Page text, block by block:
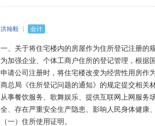
宾馆、饭店的营业执照复印件。使用军队房产作
将住宅改变为经营性用房的，应经规划部门批
6、法律、行政法规和国务院决定规定变更住
复印件；
7、如因变更住所而改变登记机关的，则先向
请表》（一式两份），迁档手续办妥后再向迁入
洪翰毅 会计
一、关于将住宅楼内的房屋作为住所登记注册的
为加强企业、个体工商户住所的登记管理，根据
申请公司注册时，将住宅楼改变为经营性用房作
商总局《住所登记问题的通知》的规定提交相关
从事餐饮服务、歌舞娱乐、提供互联网上网服务
全、存在严重安全生产隐患、影响人民身体健康
（一）住所使用证明。